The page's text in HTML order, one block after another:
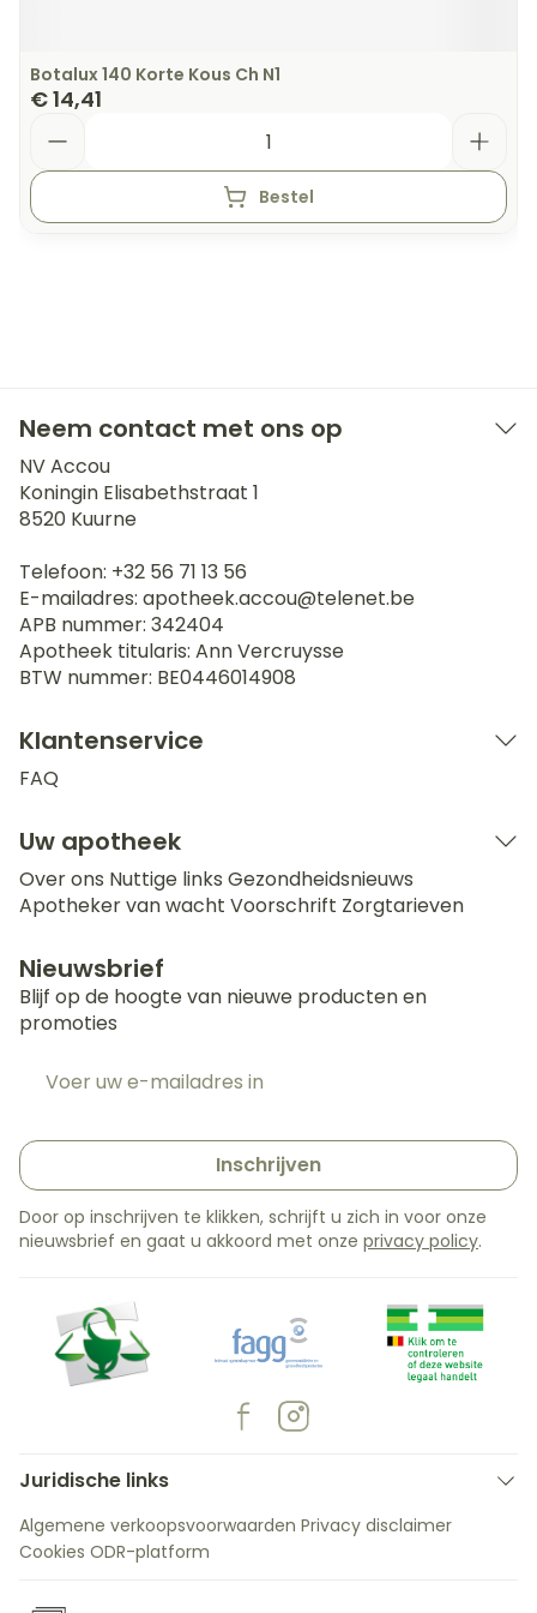
Botalux 140 Korte Kous Ch N1
€ 14,41
Bestel
Neem contact met ons op
NV Accou
Koningin Elisabethstraat 1
8520 Kuurne
Telefoon: +32 56 71 13 56
E-mailadres: apotheek.accou@telenet.be
APB nummer: 342404
Apotheek titularis: Ann Vercruysse
BTW nummer: BE0446014908
Klantenservice
FAQ
Uw apotheek
Over ons Nuttige links Gezondheidsnieuws
Apotheker van wacht Voorschrift Zorgtarieven
Nieuwsbrief
Blijf op de hoogte van nieuwe producten en
promoties
Inschrijven
Door op inschrijven te klikken, schrijft u zich in voor onze
nieuwsbrief en gaat u akkoord met onze privacy policy.
Juridische links
Algemene verkoopsvoorwaarden Privacy disclaimer
Cookies ODR-platform